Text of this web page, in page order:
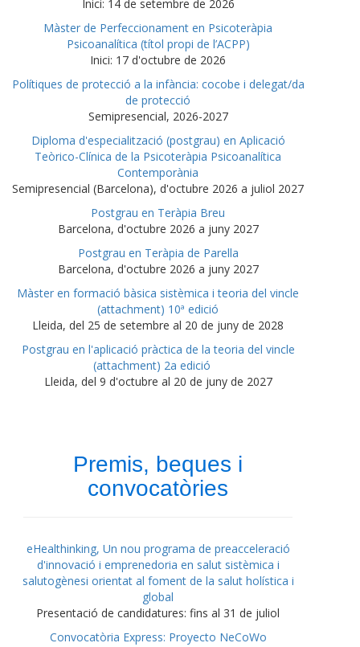
Inici: 14 de setembre de 2026
Màster de Perfeccionament en Psicoteràpia
Psicoanalítica (títol propi de l’ACPP)
Inici: 17 d'octubre de 2026
Polítiques de protecció a la infància: cocobe i delegat/da
de protecció
Semipresencial, 2026-2027
Diploma d'especialització (postgrau) en Aplicació
Teòrico-Clínica de la Psicoteràpia Psicoanalítica
Contemporània
Semipresencial (Barcelona), d'octubre 2026 a juliol 2027
Postgrau en Teràpia Breu
Barcelona, d'octubre 2026 a juny 2027
Postgrau en Teràpia de Parella
Barcelona, d'octubre 2026 a juny 2027
Màster en formació bàsica sistèmica i teoria del vincle
(attachment) 10ª edició
Lleida, del 25 de setembre al 20 de juny de 2028
Postgrau en l'aplicació pràctica de la teoria del vincle
(attachment) 2a edició
Lleida, del 9 d'octubre al 20 de juny de 2027
Premis, beques i
convocatòries
eHealthinking, Un nou programa de preacceleració
d'innovació i emprenedoria en salut sistèmica i
salutogènesi orientat al foment de la salut holística i
global
Presentació de candidatures: fins al 31 de juliol
Convocatòria Express: Proyecto NeCoWo